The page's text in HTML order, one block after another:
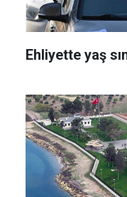
Ehliyette yaş